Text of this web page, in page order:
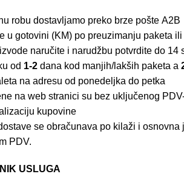
robu dostavljamo preko brze pošte A2B
u gotovini (KM) po preuzimanju paketa
naručite i narudžbu potvrdite do 14
od 1-2 dana kod manjih/lakših paketa a
na adresu od ponedeljka do petka
na web stranici su bez uključenog
kupovine
se obračunava po kilaži i osnovna
PDV.
USLUGA